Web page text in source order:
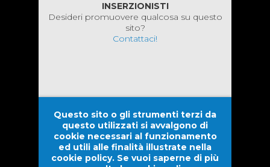
Questo sito o gli strumenti terzi da
questo utilizzati si avvalgono di
cookie necessari al funzionamento
ed utili alle finalità illustrate nella
cookie policy. Se vuoi saperne di più
INSERZIONISTI
Desideri promuovere qualcosa su questo
sito?
Contattaci!